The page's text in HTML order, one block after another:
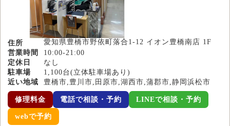
住所
愛知県豊橋市野依町落合1-12 イオン豊橋南店 1F
営業時間
10:00-21:00
定休日
なし
駐車場
1,100台(立体駐車場あり)
近い地域
豊橋市,豊川市,田原市,湖西市,蒲郡市,静岡浜松市
修理料金 電話で相談・予約 LINEで相談・予約
webで予約